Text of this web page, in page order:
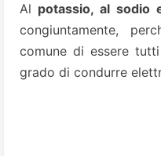
Al potassio, al sodio
congiuntamente,
comune di essere
grado di condurre